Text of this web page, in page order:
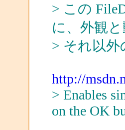
> この
に、外観
> それ以外
http://
> Enables
on the OK